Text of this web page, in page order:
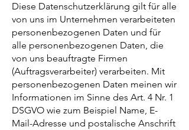
Diese Datenschutzerklärung gilt für alle
von uns im Unternehmen verarbeiteten
personenbezogenen Daten und für
alle personenbezogenen Daten, die
von uns beauftragte Firmen
(Auftragsverarbeiter) verarbeiten. Mit
personenbezogenen Daten meinen wir
Informationen im Sinne des Art. 4 Nr. 1
DSGVO wie zum Beispiel Name, E-
Mail-Adresse und postalische Anschrift